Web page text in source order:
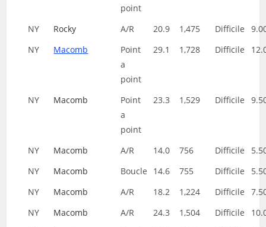
point
NY Rocky A/R 20.9 1,475 Difficile
NY
Macomb
Point
a
point
29.1 1,728 Difficile
NY Macomb
Point
a
point
23.3 1,529 Difficile
NY Macomb A/R 14.0 756 Difficile
NY
Macomb Boucle 14.6 755 Difficile
NY
Macomb A/R 18.2 1,224 Difficile
NY
Macomb A/R 24.3 1,504 Difficile